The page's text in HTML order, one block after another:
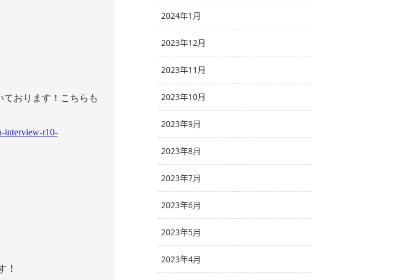
ております！こちらも
interview-r10-
！
2024年1月
2023年12月
2023年11月
2023年10月
2023年9月
2023年8月
2023年7月
2023年6月
2023年5月
2023年4月